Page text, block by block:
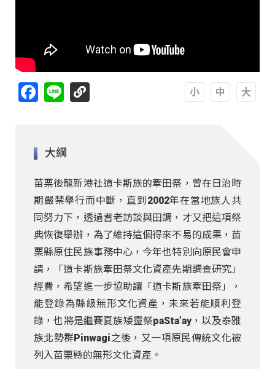
Facebook
Line
大綱
苗栗後龍新港社道卡斯族的牽田祭，曾在日治時
期嚴禁舉行而中斷，直到2002年在當地族人共
同努力下，透過耆老訪談與田調，才又把這項祭
典恢復舉辦，為了維持這個得來不易的成果，苗
栗縣原住民族事務中心，今年也特別向原民會申
請，「道卡斯族牽田祭文化資產先期調查研究」
經費，希望進一步協助讓「道卡斯族牽田祭」，
能登錄為縣級無形文化資產，未來若能順利登
錄，也將是繼賽夏族矮靈祭paSta’ay，以及泰雅
族北勢群Pinwagi之後，又一項原民傳統文化被
列入苗栗縣的無形文化資產。